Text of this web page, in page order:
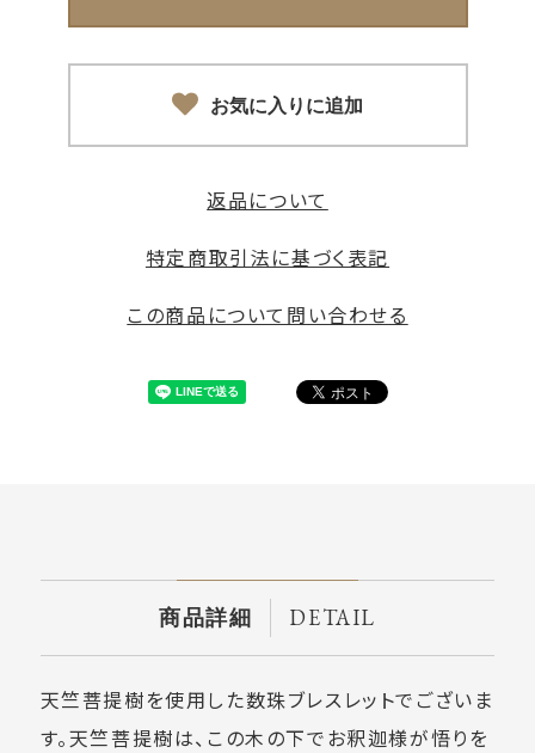
お気に入りに追加
返品について
特定商取引法に基づく表記
この商品について問い合わせる
商品詳細 DETAIL
天竺菩提樹を使用した数珠ブレスレットでございま
す。天竺菩提樹は、この木の下でお釈迦様が悟りを